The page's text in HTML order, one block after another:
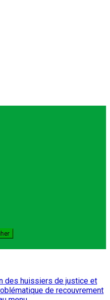
des huissiers de justice et
de recouvrement